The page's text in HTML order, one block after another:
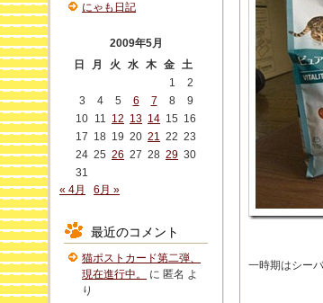
一時期はシー
にゃも日記
2009年5月
日
月 火 水 木 金 土
1
2
3
4 5 6 7 8
9
10 11 12 13 14 15 16
17 18 19 20 21 22 23
24 25 26 27 28 29 30
31
« 4月
6月 »
最近のコメント
猫ポストカード第二弾、
現在進行中。
に 匿名 よ
り